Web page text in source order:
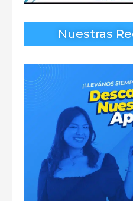
Nuestras